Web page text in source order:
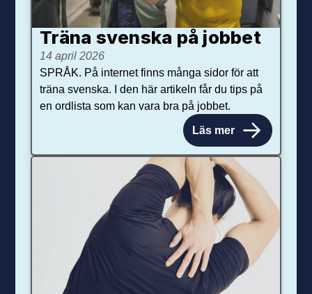
Träna svenska på jobbet
14 april 2026
SPRÅK. På internet finns många sidor för att
träna svenska. I den här artikeln får du tips på
en ordlista som kan vara bra på jobbet.
Läs mer